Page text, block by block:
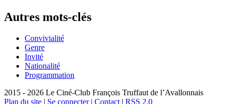
Autres mots-clés
Convivialité
Genre
Invité
Nationalité
Programmation
2015 - 2026 Le Ciné-Club François Truffaut de l’Avallonnais
Plan du site | Se connecter| Contact | RSS 2.0